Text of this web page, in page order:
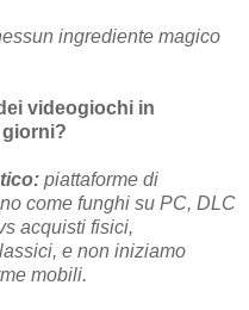
ingrediente magico
videogiochi in
giorni?
piattaforme di
come funghi su PC, DLC
acquisti fisici,
e non iniziamo
mobili.